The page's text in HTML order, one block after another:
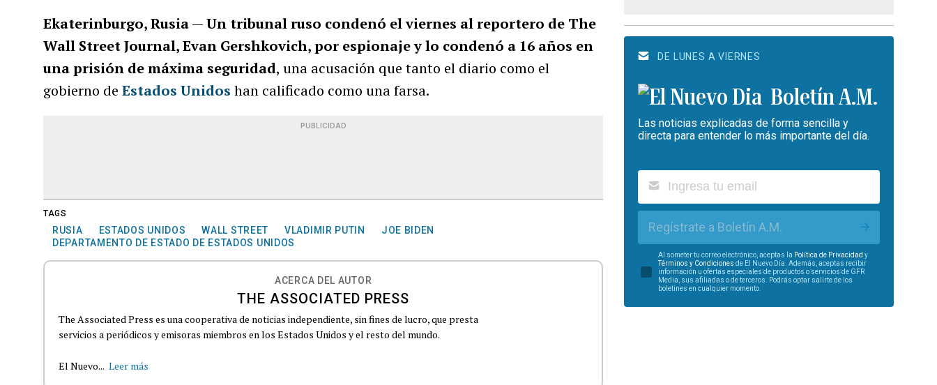
Ekaterinburgo, Rusia—Un tribunal ruso condenó el viernes al reportero de The
Wall Street Journal, Evan Gershkovich, por espionaje y lo condenó a 16 años en
una prisión de máxima seguridad, una acusación que tanto el diario como el
gobierno deEstados Unidos han calificado como una farsa.
PUBLICIDAD
TAGS
RUSIA ESTADOS UNIDOS WALL STREET VLADIMIR PUTIN
JOE BIDEN
DEPARTAMENTO DE ESTADO DE ESTADOS UNIDOS
ACERCA DEL AUTOR
THE ASSOCIATED PRESS
The Associated Press es una cooperativa de noticias independiente, sin fines de lucro, que presta
servicios a periódicos y emisoras miembros en los Estados Unidos y el resto del mundo.
El Nuevo... Leer más
DE LUNES A VIERNES
Boletín A.M.
Las noticias explicadas de forma sencilla y
directa para entender lo más importante del día.
Regístrate a Boletín A.M.
Al someter tu correo electrónico, aceptas la Política de Privacidad y
Términos y Condiciones de El Nuevo Día. Además, aceptas recibir
información u ofertas especiales de productos o servicios de GFR
Media, sus afiliadas o de terceros. Podrás optar salirte de los
boletines en cualquier momento.